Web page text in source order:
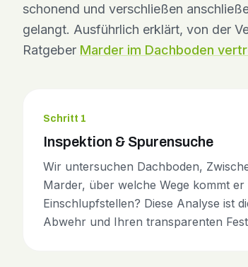
schonend und verschließen
gelangt. Ausführlich erklärt, von der
Ratgeber Marder im Dachboden
Schritt 1
Inspektion & Spurensuche
Wir untersuchen Dachboden,
Marder, über welche Wege kommt
Einschlupfstellen? Diese Analyse ist
Abwehr und Ihren transparenten